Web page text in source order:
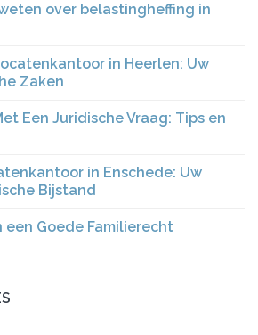
over belastingheffing in
in Heerlen: Uw
Zaken
Een Juridische Vraag: Tips en
in Enschede: Uw
Bijstand
een Goede Familierecht